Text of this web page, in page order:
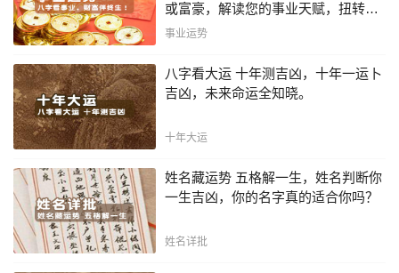
或富豪，解读您的事业天赋，扭转当
下不利困局！！
事业运势
八字看大运 十年测吉凶，十年一运卜
吉凶，未来命运全知晓。
十年大运
姓名藏运势 五格解一生，姓名判断你
一生吉凶，你的名字真的适合你吗？
姓名详批